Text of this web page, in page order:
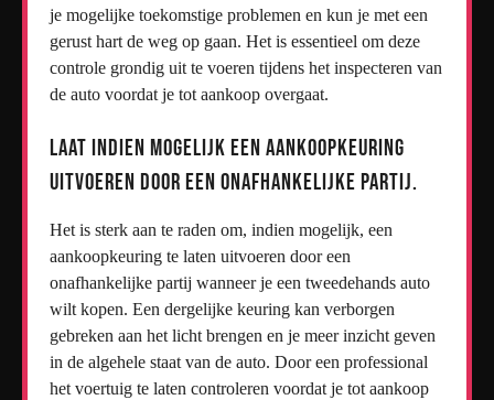
je mogelijke toekomstige problemen en kun je met een
gerust hart de weg op gaan. Het is essentieel om deze
controle grondig uit te voeren tijdens het inspecteren van
de auto voordat je tot aankoop overgaat.
Laat indien mogelijk een aankoopkeuring
uitvoeren door een onafhankelijke partij.
Het is sterk aan te raden om, indien mogelijk, een
aankoopkeuring te laten uitvoeren door een
onafhankelijke partij wanneer je een tweedehands auto
wilt kopen. Een dergelijke keuring kan verborgen
gebreken aan het licht brengen en je meer inzicht geven
in de algehele staat van de auto. Door een professional
het voertuig te laten controleren voordat je tot aankoop